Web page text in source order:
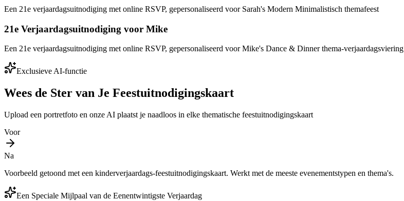
Een 21e verjaardagsuitnodiging met online RSVP, gepersonaliseerd voor Sarah's Modern Minimalistisch themafeest
21e Verjaardagsuitnodiging voor Mike
Een 21e verjaardagsuitnodiging met online RSVP, gepersonaliseerd voor Mike's Dance & Dinner thema-verjaardagsviering
Exclusieve AI-functie
Wees de Ster van Je Feestuitnodigingskaart
Upload een portretfoto en onze AI plaatst je naadloos in elke thematische feestuitnodigingskaart
Voor
Na
Voorbeeld getoond met een kinderverjaardags-feestuitnodigingskaart. Werkt met de meeste evenementstypen en thema's.
Een Speciale Mijlpaal van de Eenentwintigste Verjaardag